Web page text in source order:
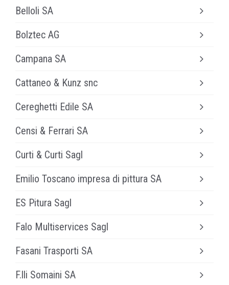
Impresa costruzioni
Belloli SA
Carpenteria metallica - Veicoli speciali
Bolztec AG
Automotive
Campana SA
Produzioni metalmeccaniche ed assemblaggi
Cattaneo & Kunz snc
Impresa edile
Cereghetti Edile SA
Impresa costruzioni
Censi & Ferrari SA
Impresa costruzioni
Curti & Curti Sagl
Impianti elettrici ed elettronici
Emilio Toscano impresa di pittura SA
Impresa di pittura
ES Pitura Sagl
Impresa di pittura
Falo Multiservices Sagl
Lavori forestali, scavi, giardini
Fasani Trasporti SA
Trasporti, sgombero neve, officina meccanica
F.lli Somaini SA